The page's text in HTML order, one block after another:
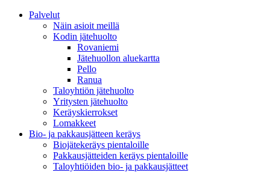
Palvelut
Näin asioit meillä
Kodin jätehuolto
Rovaniemi
Jätehuollon aluekartta
Pello
Ranua
Taloyhtiön jätehuolto
Yritysten jätehuolto
Keräyskierrokset
Lomakkeet
Bio- ja pakkausjätteen keräys
Biojätekeräys pientaloille
Pakkausjätteiden keräys pientaloille
Taloyhtiöiden bio- ja pakkausjätteet